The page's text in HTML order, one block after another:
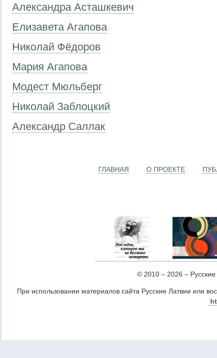
Александра Асташкевич
Елизавета Агапова
Николай Фёдоров
Мария Агапова
Модест Мюльберг
Николай Заблоцкий
Александр Саллак
ГЛАВНАЯ О ПРОЕКТЕ
© 2010 – 2026 –
При использовании материалов сайта Русские Латвии или